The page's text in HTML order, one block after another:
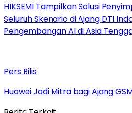
HIKSEMI Tampilkan Solusi
Seluruh Skenario di Ajang DTI
Pengembangan AI di Asia
Pers Rilis
Huawei Jadi Mitra bagi Ajang